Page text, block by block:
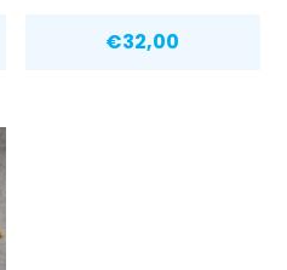
€32,00